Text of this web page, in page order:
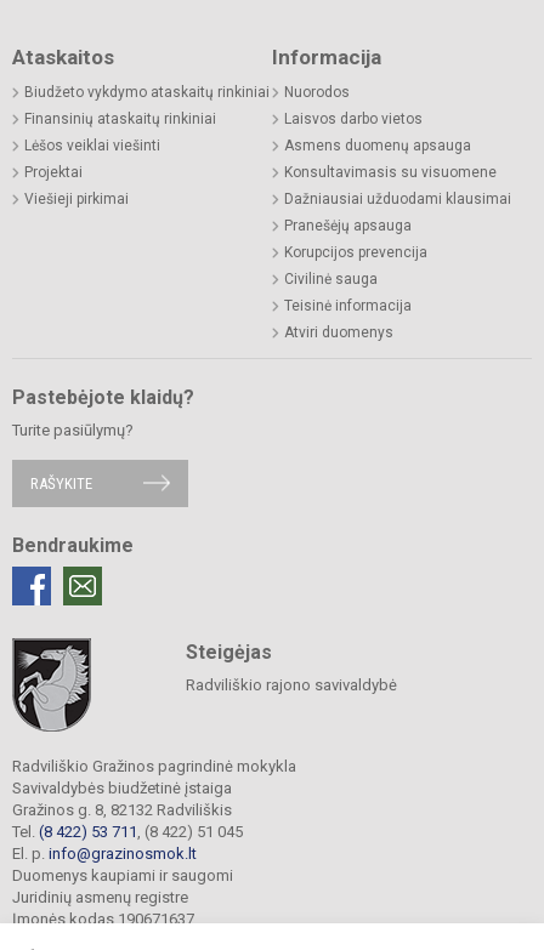
Ataskaitos
Biudžeto vykdymo ataskaitų rinkiniai
Finansinių ataskaitų rinkiniai
Lėšos veiklai viešinti
Projektai
Viešieji pirkimai
Informacija
Nuorodos
Laisvos darbo vietos
Asmens duomenų apsauga
Konsultavimasis su visuomene
Dažniausiai užduodami klausimai
Pranešėjų apsauga
Korupcijos prevencija
Civilinė sauga
Teisinė informacija
Atviri duomenys
Pastebėjote klaidų?
Turite pasiūlymų?
RAŠYKITE
Bendraukime
Steigėjas
Radviliškio rajono savivaldybė
Radviliškio Gražinos pagrindinė mokykla
Savivaldybės biudžetinė įstaiga
Gražinos g. 8, 82132 Radviliškis
Tel. (8 422) 53 711 , (8 422) 51 045
El. p. info@grazinosmok.lt
Duomenys kaupiami ir saugomi
Juridinių asmenų registre
Įmonės kodas 190671637